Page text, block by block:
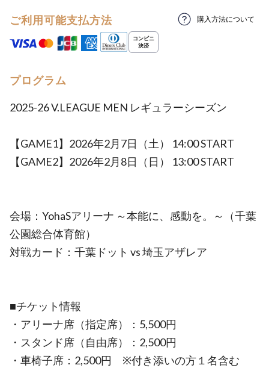
ご利用可能支払方法 購入方法について
プログラム
2025-26 V.LEAGUE MEN レギュラーシーズン
【GAME1】2026年2月7日（土） 14:00 START
【GAME2】2026年2月8日（日） 13:00 START
会場：YohaSアリーナ ～本能に、感動を。～（千葉
公園総合体育館）
対戦カード：千葉ドット vs 埼玉アザレア
■チケット情報
・アリーナ席（指定席）：5,500円
・スタンド席（自由席）：2,500円
・車椅子席：2,500円 ※付き添いの方１名含む